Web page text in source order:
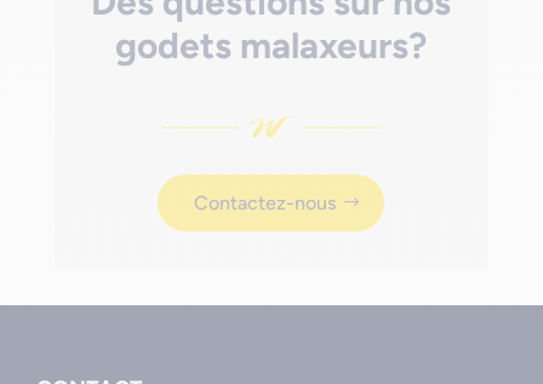
godets malaxeurs?
Contactez-nous